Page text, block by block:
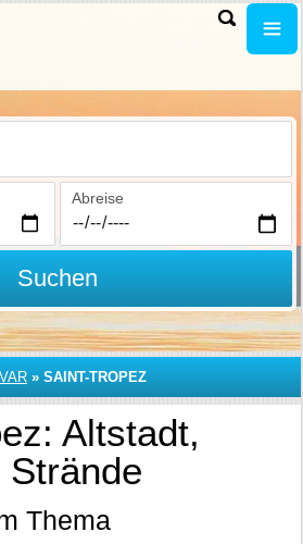
Abreise
Suchen
VAR » SAINT-TROPEZ
Altstadt,
Strände
Thema